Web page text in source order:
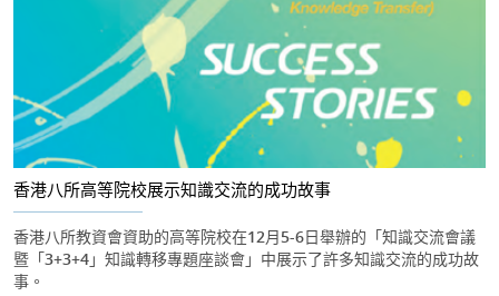
香港八所高等院校展示知識交流的成功故事
香港八所教資會資助的高等院校在12月5-6日舉辦的「知識交流會議
暨「3+3+4」知識轉移專題座談會」中展示了許多知識交流的成功故
事。